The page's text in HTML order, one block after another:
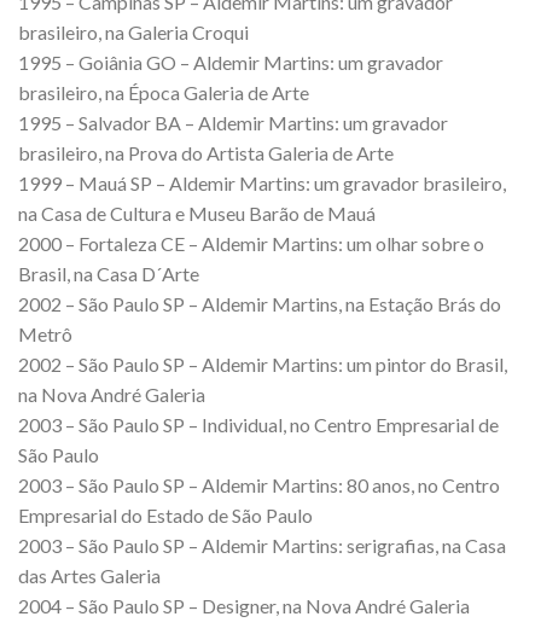
brasileiro, na Galeria Croqui
1995 – Goiânia GO – Aldemir Martins: um gravador
brasileiro, na Época Galeria de Arte
1995 – Salvador BA – Aldemir Martins: um gravador
brasileiro, na Prova do Artista Galeria de Arte
1999 – Mauá SP – Aldemir Martins: um gravador brasileiro,
na Casa de Cultura e Museu Barão de Mauá
2000 – Fortaleza CE – Aldemir Martins: um olhar sobre o
Brasil, na Casa D´Arte
2002 – São Paulo SP – Aldemir Martins, na Estação Brás do
Metrô
2002 – São Paulo SP – Aldemir Martins: um pintor do Brasil,
na Nova André Galeria
2003 – São Paulo SP – Individual, no Centro Empresarial de
São Paulo
2003 – São Paulo SP – Aldemir Martins: 80 anos, no Centro
Empresarial do Estado de São Paulo
2003 – São Paulo SP – Aldemir Martins: serigrafias, na Casa
das Artes Galeria
2004 – São Paulo SP – Designer, na Nova André Galeria